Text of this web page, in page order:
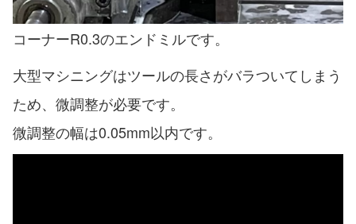
コーナーR0.3のエンドミルです。
大型マシニングはツールの長さがバラついてしまう
ため、微調整が必要です。
微調整の幅は0.05mm以内です。